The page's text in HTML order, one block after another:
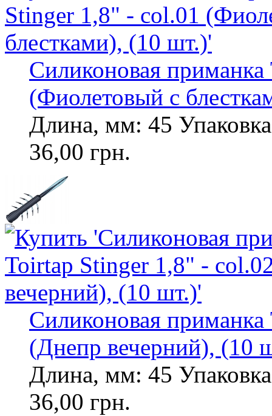
Силиконовая
(Фиолетовый с
Длина, мм: 45
36,00 грн.
Силиконовая
(Днепр вечерний), (10
Длина, мм: 45
36,00 грн.